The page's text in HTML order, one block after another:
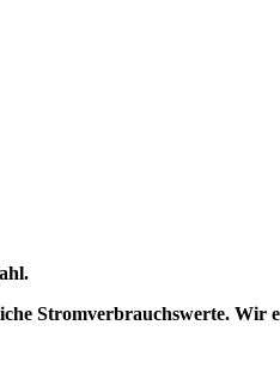
Stromverbrauchswerte. Wir